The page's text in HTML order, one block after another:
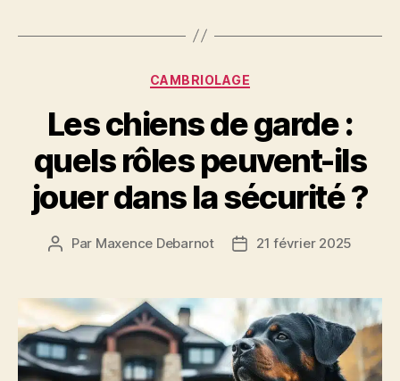
Catégories
CAMBRIOLAGE
Les chiens de garde :
quels rôles peuvent-ils
jouer dans la sécurité ?
Auteur
Par Maxence Debarnot
Date21 février 2025